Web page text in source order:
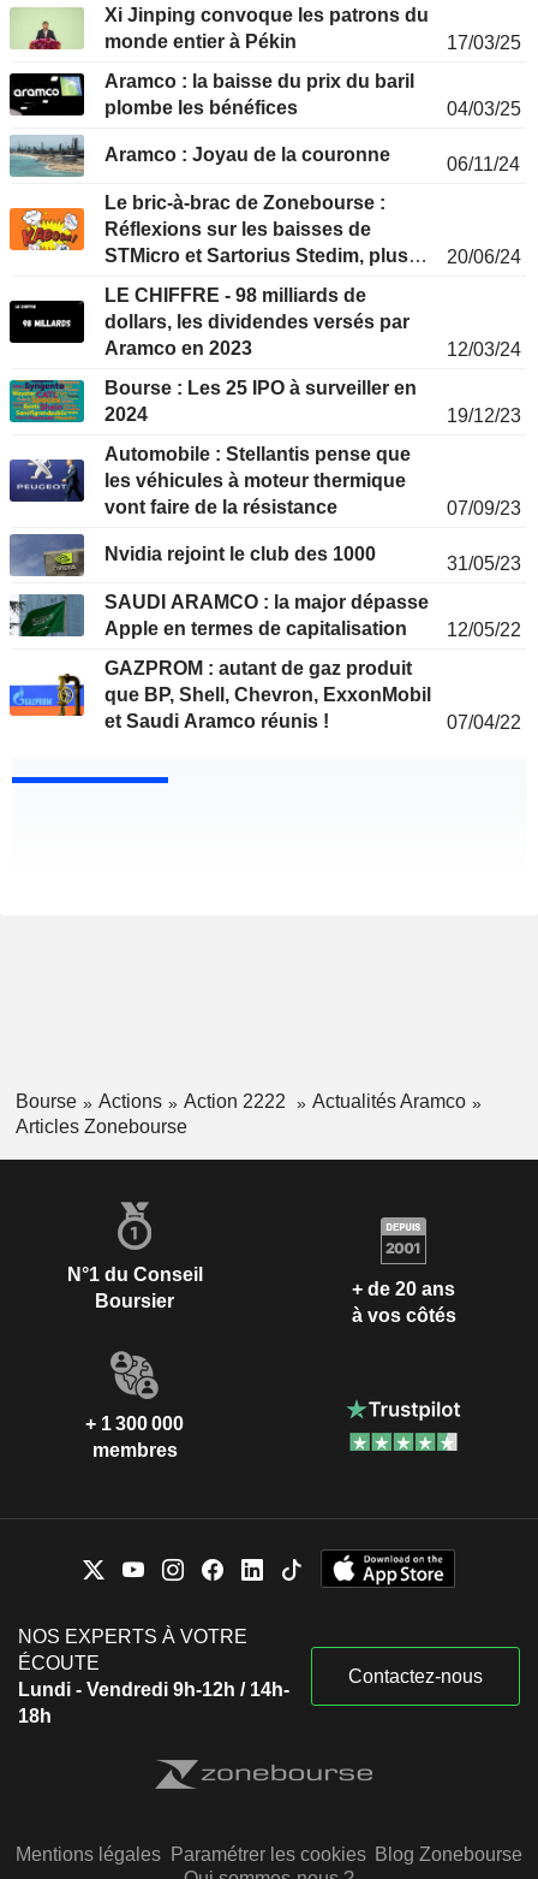
Xi Jinping convoque les patrons du
monde entier à Pékin
17/03/25
Aramco : la baisse du prix du baril
plombe les bénéfices
04/03/25
Aramco : Joyau de la couronne
06/11/24
Le bric-à-brac de Zonebourse :
Réflexions sur les baisses de
STMicro et Sartorius Stedim, plus
20/06/24
LE CHIFFRE - 98 milliards de
dollars, les dividendes versés par
Aramco en 2023
12/03/24
Bourse : Les 25 IPO à surveiller en
2024
19/12/23
Automobile : Stellantis pense que
les véhicules à moteur thermique
vont faire de la résistance
07/09/23
Nvidia rejoint le club des 1000
31/05/23
SAUDI ARAMCO : la major dépasse
Apple en termes de capitalisation
12/05/22
GAZPROM : autant de gaz produit
que BP, Shell, Chevron, ExxonMobil
et Saudi Aramco réunis !
07/04/22
Bourse Actions Action 2222
Actualités Aramco
Articles Zonebourse
N°1 du Conseil
Boursier
+ de 20 ans
à vos côtés
+ 1 300 000
membres
NOS EXPERTS À VOTRE
ÉCOUTE
Lundi - Vendredi 9h-12h / 14h-
18h
Contactez-nous
Mentions légales Paramétrer les cookies Blog Zonebourse